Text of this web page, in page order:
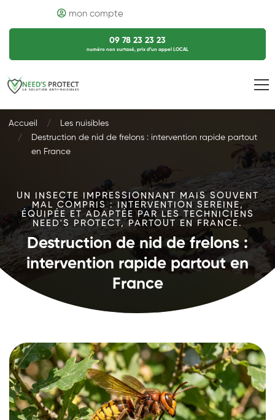
mon compte
09 78 23 23 23
numéro non surtaxé, prix d’un appel LOCAL
Accueil
Les nuisibles
Destruction de nid de frelons : intervention rapide partout
en France
UN INSECTE IMPRESSIONNANT MAIS SOUVENT
MAL COMPRIS : INTERVENTION SEREINE,
ÉQUIPÉE ET ADAPTÉE PAR LES TECHNICIENS
NEED'S PROTECT, PARTOUT EN FRANCE.
Destruction de nid de frelons :
intervention rapide partout en
France